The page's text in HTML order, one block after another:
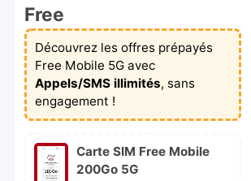
Free
Découvrez les offres prépayés
Free Mobile 5G avec
Appels/SMS illimités, sans
engagement !
Carte SIM Free Mobile
200Go 5G